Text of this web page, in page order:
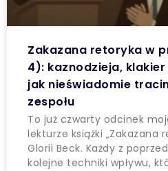
Zakazana retoryka w
4): kaznodzieja,
jak nieświadomie
zespołu
To już czwarty odcinek
lekturze książki „Zakazana
Glorii Beck. Każdy z
kolejne techniki wpływu,